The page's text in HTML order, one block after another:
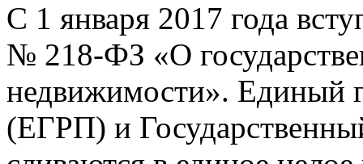
С 1 января 2017 года
№ 218-ФЗ «О
недвижимости». Единый
(ЕГРП) и